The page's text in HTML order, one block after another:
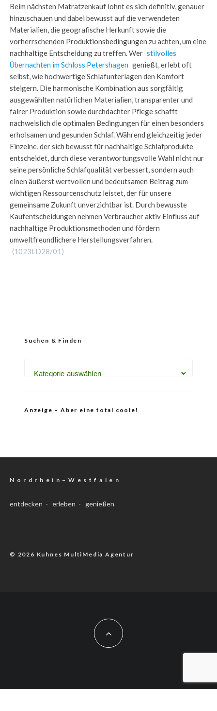
Beim nächsten Matratzenkauf lohnt es sich definitiv, genauer
hinzuschauen und dabei bewusst auf die verwendeten
Materialien, die geografische Herkunft sowie die
vorherrschenden Produktionsbedingungen zu achten, um eine
nachhaltige Entscheidung zu treffen. Wer stilvolles
Übernachten im Schloss Petershagen genießt, erlebt oft
selbst, wie hochwertige Schlafunterlagen den Komfort
steigern. Die harmonische Kombination aus sorgfältig
ausgewählten natürlichen Materialien, transparenter und
fairer Produktion sowie durchdachter Pflege schafft
nachweislich die optimalen Bedingungen für einen besonders
erholsamen und gesunden Schlaf. Während gleichzeitig jeder
Einzelne, der sich bewusst für nachhaltige Schlafprodukte
entscheidet, durch diese verantwortungsvolle Wahl nicht nur
seine persönliche Schlafqualität verbessert, sondern auch
einen äußerst wertvollen und bedeutsamen Beitrag zum
wichtigen Ressourcenschutz leistet, der für unsere
gemeinsame Zukunft unverzichtbar ist. Durch bewusste
Kaufentscheidungen nehmen Verbraucher aktiv Einfluss auf
nachhaltige Produktionsmethoden und fördern
umweltfreundlichere Herstellungsverfahren.
(1023LD28/01)
Suchen & Finden
Anzeige – Aber eine total coole!
N o r d r h e i n – W e s t f a l e n
entdecken - erleben - genießen
© 2026 Kuhnes MultiMedia Agentur